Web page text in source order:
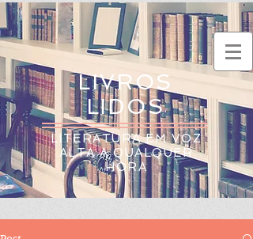
LIVROS
LIDOS
LITERATURA EM VOZ
ALTA A QUALQUER
HORA